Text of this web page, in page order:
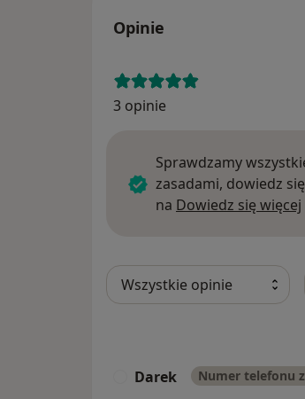
Opinie
3 opinie
Sprawdzamy
zasadami, dowiedz
na Dowiedz się więcej
Darek Numer telefonu